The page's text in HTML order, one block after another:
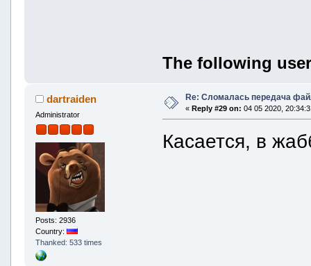
The following
dartraiden
Administrator
Posts: 2936
Country:
Thanked: 533 times
Re: Сломалась передача
« Reply #29 on: 04 05 2020,
Касается, в